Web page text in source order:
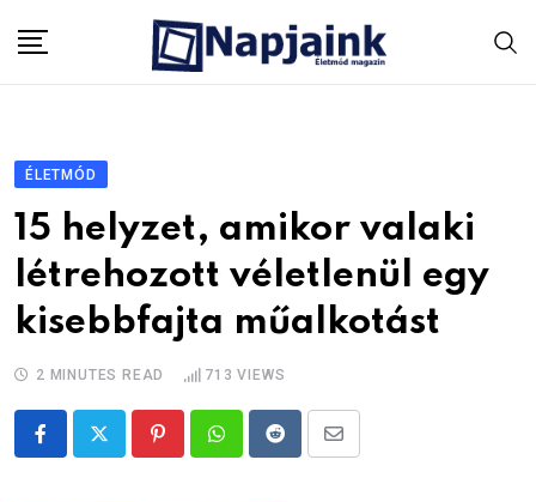
ÉLETMÓD
15 helyzet, amikor valaki
létrehozott véletlenül egy
kisebbfajta műalkotást
2 MINUTES READ 713 VIEWS
PinterestWhatsappRedditShare